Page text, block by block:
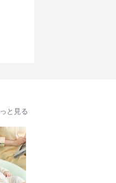
と見る